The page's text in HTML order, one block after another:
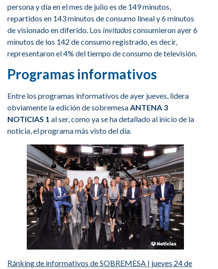
persona y día en el mes de julio es de 149 minutos,
repartidos en 143 minutos de consumo lineal y 6 minutos
de visionado en diferido. Los invitadosconsumieron ayer 6
minutos de los 142 de consumo registrado, es decir,
representaron el 4% del tiempo de consumo de televisión.
Programas informativos
Entre los programas informativos de ayer jueves, lidera
obviamente la edición de sobremesaANTENA 3
NOTICIAS 1 al ser, como ya se ha detallado al inicio de la
noticia, el programa más visto del día.
Ránking de informativos de SOBREMESA | jueves 24 de